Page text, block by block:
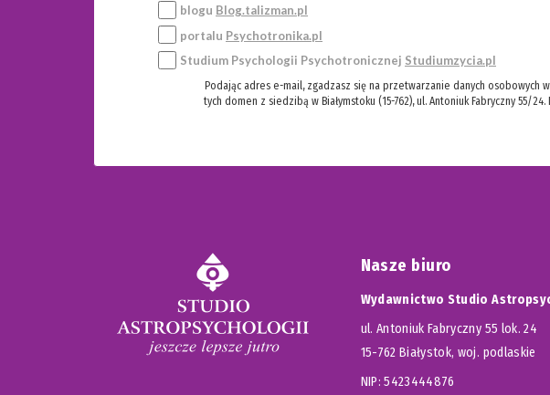
blogu Blog.talizman.pl
portalu Psychotronika.pl
Studium Psychologii Psychotronicznej Studiumzycia.pl
Podając adres e-mail, zgadzasz się na przetwarzanie danych osobowych
tych domen z siedzibą w Białymstoku (15-762), ul. Antoniuk Fabryczny
Nasze biuro
Wydawnictwo Studio
ul. Antoniuk Fabryczny 55 lok. 24
15-762 Białystok, woj. podlaskie
NIP: 5423444876